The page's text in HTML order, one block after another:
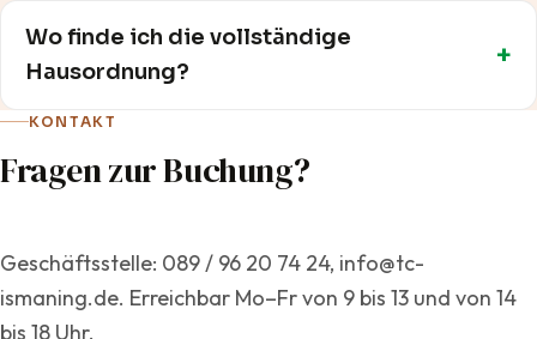
Wo finde ich die vollständige
Hausordnung?
KONTAKT
Fragen zur Buchung?
Geschäftsstelle: 089 / 96 20 74 24, info@tc-
ismaning.de. Erreichbar Mo–Fr von 9 bis 13 und von 14
bis 18 Uhr.